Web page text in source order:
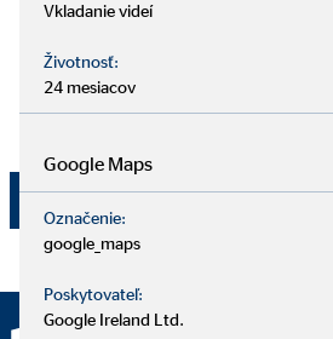
účely. Súhlas je možné
alebo poštou na adresu
Odoslať
Vkladanie videí
Životnosť:
24 mesiacov
Google Maps
Označenie:
google_maps
Poskytovateľ:
Google Ireland Ltd.